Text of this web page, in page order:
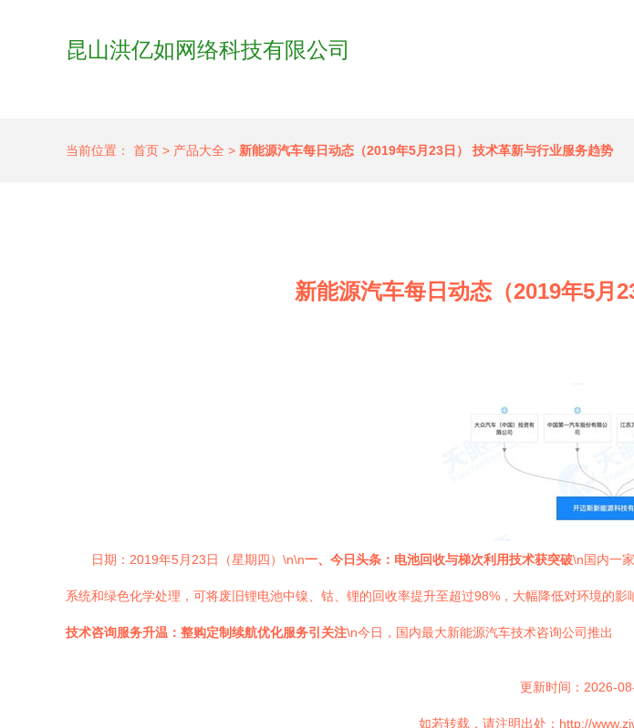
昆山洪亿如网络科技有限公司
当前位置： 首页 > 产品大全 > 新能源汽车每日动态（2019年5月23日） 技术革新与行业服务趋势
新能源汽车每日动态（2019年5月
日期：2019年5月23日（星期四）\n\n一、今日头条：电池回收与梯次利用技术获突破\n国内一
系统和绿色化学处理，可将废旧锂电池中镍、钴、锂的回收率提升至超过98%，大幅降低对环境的
技术咨询服务升温：整购定制续航优化服务引关注\n今日，国内最大新能源汽车技术咨询公司推出
更新时间：2026-
如若转载，请注明出处：http://